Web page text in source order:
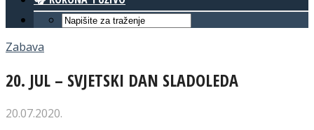
Zabava
20. JUL – SVJETSKI DAN SLADOLEDA
20.07.2020.